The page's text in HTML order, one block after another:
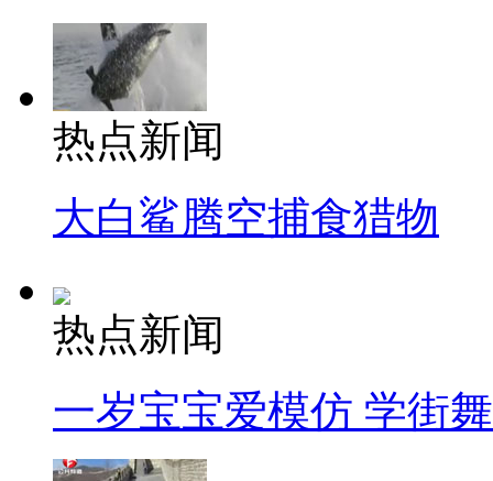
热点新闻
大白鲨腾空捕食猎物
热点新闻
一岁宝宝爱模仿 学街